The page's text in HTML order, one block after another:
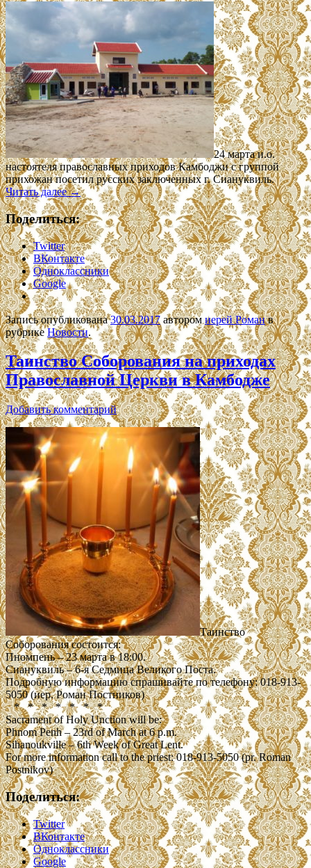
24 марта и.о.
настоятеля православных приходов Камбоджи с группой
прихожан посетил русских заключенных г. Сиануквиль.
Читать далее→
Поделиться:
Twitter
ВКонтакте
Одноклассники
Google
Запись опубликована30.03.2017 автором иерей Романв
рубрикеНовости.
Таинство Соборования на приходах
Православной Церкви в Камбодже
Добавить комментарий
Таинство
Соборования состоится:
Пномпень – 23 марта в 18:00.
Сиануквиль – 6-я Седмица Великого Поста.
Подробную информацию спрашивайте по телефону: 018-913-
5050 (иер. Роман Постников)
* * * * * * *
Sacrament of Holy Unction will be:
Phnom Penh – 23rd of March at 6 p.m.
Sihanoukville – 6th Week of Great Lent.
For more information call to the priest: 018-913-5050 (pr. Roman
Postnikov)
Поделиться:
Twitter
ВКонтакте
Одноклассники
Google